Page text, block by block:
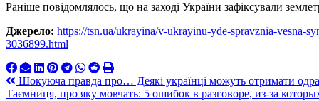
Раніше повідомлялось, що на заході України зафіксували
Джерело: https://tsn.ua/ukrayina/v-ukrayinu-yde-spravznia-vesna-
3036899.html
Навигация
Шокуюча правда про… Деякі українці можуть отримати
Таємниця, про яку мовчать: 5 ошибок в разговоре, из-за